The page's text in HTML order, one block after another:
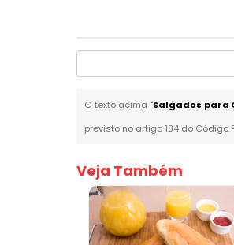
O texto acima "Salgados para
previsto no artigo 184 do Código
Veja Também